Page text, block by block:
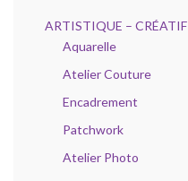
ARTISTIQUE – CRÉATIF
Aquarelle
Atelier Couture
Encadrement
Patchwork
Atelier Photo